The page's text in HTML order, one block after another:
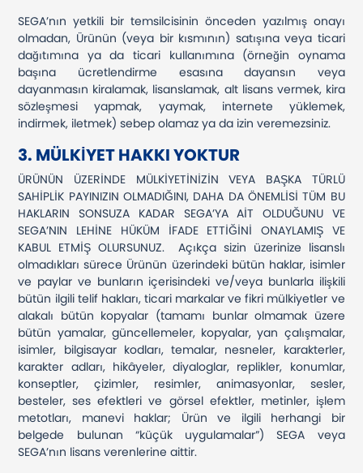
SEGA’nın yetkili bir temsilcisinin önceden yazılmış onayı
olmadan, Ürünün (veya bir kısmının) satışına veya ticari
dağıtımına ya da ticari kullanımına (örneğin oynama
başına ücretlendirme esasına dayansın veya
dayanmasın kiralamak, lisanslamak, alt lisans vermek, kira
sözleşmesi yapmak, yaymak, internete yüklemek,
indirmek, iletmek) sebep olamaz ya da izin veremezsiniz.
3. MÜLKİYET HAKKI YOKTUR
ÜRÜNÜN ÜZERİNDE MÜLKİYETİNİZİN VEYA BAŞKA TÜRLÜ
SAHİPLİK PAYINIZIN OLMADIĞINI, DAHA DA ÖNEMLİSİ TÜM BU
HAKLARIN SONSUZA KADAR SEGA’YA AİT OLDUĞUNU VE
SEGA’NIN LEHİNE HÜKÜM İFADE ETTİĞİNİ ONAYLAMIŞ VE
KABUL ETMİŞ OLURSUNUZ. Açıkça sizin üzerinize lisanslı
olmadıkları sürece Ürünün üzerindeki bütün haklar, isimler
ve paylar ve bunların içerisindeki ve/veya bunlarla ilişkili
bütün ilgili telif hakları, ticari markalar ve fikri mülkiyetler ve
alakalı bütün kopyalar (tamamı bunlar olmamak üzere
bütün yamalar, güncellemeler, kopyalar, yan çalışmalar,
isimler, bilgisayar kodları, temalar, nesneler, karakterler,
karakter adları, hikâyeler, diyaloglar, replikler, konumlar,
konseptler, çizimler, resimler, animasyonlar, sesler,
besteler, ses efektleri ve görsel efektler, metinler, işlem
metotları, manevi haklar; Ürün ve ilgili herhangi bir
belgede bulunan “küçük uygulamalar”) SEGA veya
SEGA’nın lisans verenlerine aittir.